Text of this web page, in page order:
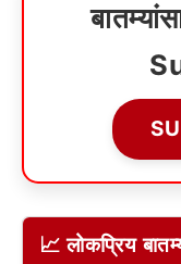
📈 लोकप्रिय